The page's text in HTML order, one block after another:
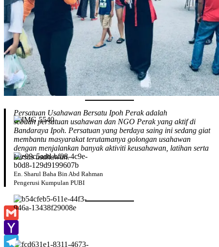
Persatuan Usahawan Bersatu Ipoh Perak adalah
sebuah persatuan usahawan dan NGO Perak yang aktif di
Bandaraya Ipoh. Persatuan yang berdaya saing ini sedang giat
membantu masyarakat terutamanya golongan usahawan
dengan menjalankan banyak aktiviti keusahawan, latihan serta
kursus usahawan.
En. Sharul Baha Bin Abd Rahman
Pengerusi Kumpulan PUBI
Gmail
Yahoo